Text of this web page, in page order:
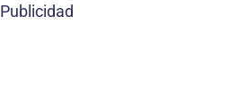
Publicidad